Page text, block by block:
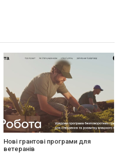
Нові грантові програми для
ветеранів